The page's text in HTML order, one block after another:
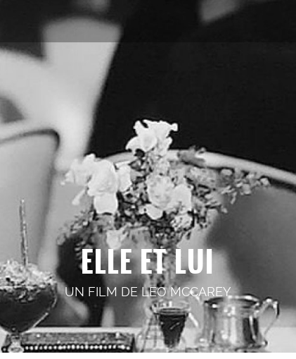
ELLE ET LUI
UN FILM DELEO MCCAREY